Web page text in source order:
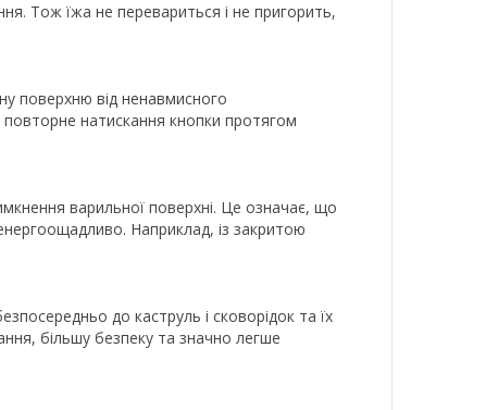
Тож їжа не перевариться і не пригорить,
поверхню від ненавмисного
повторне натискання кнопки протягом
варильної поверхні. Це означає, що
Наприклад, із закритою
до каструль і сковорідок та їх
більшу безпеку та значно легше